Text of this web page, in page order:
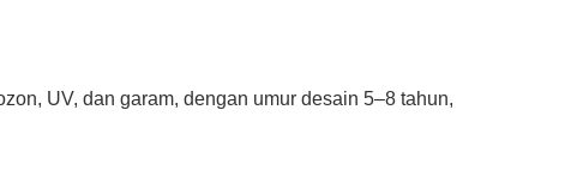
UV, dan garam, dengan umur desain 5–8 tahun,